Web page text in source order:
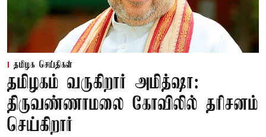
தமிழக செய்திகள்
தமிழகம் வருகிறார் அமித்ஷா:
திருவண்ணாமலை கோவிலில் தரிசனம்
செய்கிறார்